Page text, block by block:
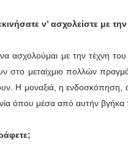
ν’ ασχολείστε με
ασχολούμαι με την τέχνη
στο μεταίχμιο πολλών
Η μοναξιά, η ενδοσκόπηση,
όπου μέσα από αυτήν βγήκα